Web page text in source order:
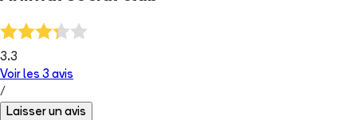
3.3
Voir les 3 avis
/
Laisser un avis